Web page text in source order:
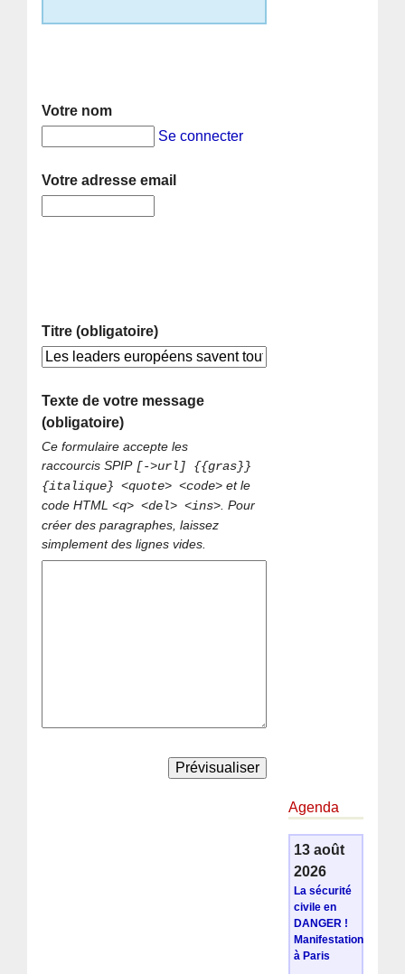
Votre nom
Se connecter
Votre adresse email
Titre (obligatoire)
Texte de votre message
(obligatoire)
Ce formulaire accepte les
raccourcis SPIP [->url] {{gras}}
{italique} <quote> <code> et le
code HTML<q> <del> <ins>. Pour
créer des paragraphes, laissez
simplement des lignes vides.
Agenda
13 août
2026
La sécurité
civile en
DANGER !
Manifestation
à Paris